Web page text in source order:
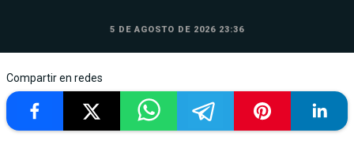
5 DE AGOSTO DE 2026 23:36
Compartir en redes